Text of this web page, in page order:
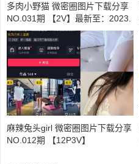
多肉小野猫 微密圈图片下载分享
NO.031期 【2V】最新至：2023.
8.7
麻辣兔头girl 微密圈图片下载分享
NO.012期 【12P3V】